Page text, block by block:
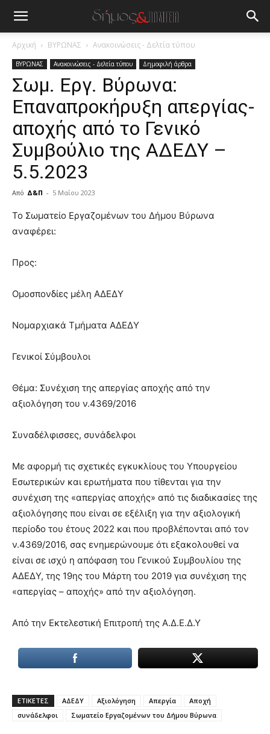
Αρχική ΒΥΡΩΝΑΣ Ανακοινώσεις - Δελτία τύπου
ΒΥΡΩΝΑΣ Ανακοινώσεις - Δελτία τύπου Δημοφιλή άρθρα
Σωμ. Εργ. Βύρωνα:
Επαναπροκήρυξη απεργίας-
αποχής από το Γενικό
Συμβούλιο της ΑΔΕΔΥ –
5.5.2023
Από Δ&Π - 5 Μαΐου 2023
blonde
lesbians
cam
xxx
teaches
the
pain.
pornhun
porn
Το Σωματείο Εργαζομένων του Δήμου Βύρωνα
αναφέρει:
Προς:
Ομοσπονδίες μέλη ΑΔΕΔΥ
Νομαρχιακά Τμήματα ΑΔΕΔΥ
Γενικοί Σύμβουλοι
Θέμα: Συνέχιση της απεργίας αποχής από την
αξιολόγηση του ν.4369/2016
Συναδέλφισσες, συνάδελφοι
Με αφορμή τις σχετικές εγκυκλίους του Υπουργείου
Εσωτερικών και ερωτήματα που τίθενται για την
συνέχιση της «απεργίας αποχής» από τις διαδικασίες της
αξιολόγησης που είναι σε εξέλιξη για την αξιολογική
περίοδο του έτους 2022 και που προβλέπονται από τον
ν.4369/2016, σας ενημερώνουμε ότι εξακολουθεί να
είναι σε ισχύ η απόφαση του Γενικού Συμβουλίου της
ΑΔΕΔΥ, της 19ης του Μάρτη του 2019 για συνέχιση της
«απεργίας – αποχής» από την αξιολόγηση.
Από την Εκτελεστική Επιτροπή της Α.Δ.Ε.Δ.Υ
ΕΤΙΚΕΤΕΣ ΑΔΕΔΥ Αξιολόγηση Απεργία
Αποχή
συνάδελφοι
Σωματείο Εργαζομένων του Δήμου Βύρωνα